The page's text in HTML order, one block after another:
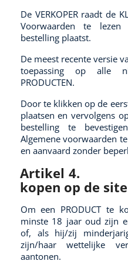
De VERKOPER raadt de
Voorwaarden te
bestelling plaatst.
De meest recente versie
toepassing op alle
PRODUCTEN.
Door te klikken op de
plaatsen en vervolgens
bestelling te
Algemene voorwaarden
en aanvaard zonder
Artikel 4.
kopen op de site
Om een PRODUCT te
minste 18 jaar oud zijn
of, als hij/zij
zijn/haar wettelijke
aantonen.